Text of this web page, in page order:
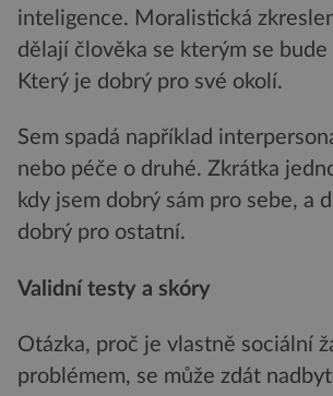
inteligence. Moralistická
dělají člověka se kterým se
Který je dobrý pro své okolí.
Sem spadá například
nebo péče o druhé. Zkrátka
kdy jsem dobrý sám pro sebe, a
dobrý pro ostatní.
Validní testy a skóry
Otázka, proč je vlastně sociální
problémem, se může zdát